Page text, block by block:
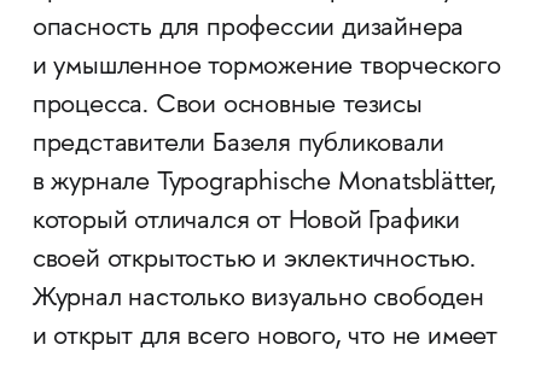
опасность для профессии дизайнера
и умышленное торможение творческого
процесса. Свои основные тезисы
представители Базеля публиковали
в журнале Typographische Monatsblätter,
который отличался от Новой Графики
своей открытостью и эклектичностью.
Журнал настолько визуально свободен
и открыт для всего нового, что не имеет